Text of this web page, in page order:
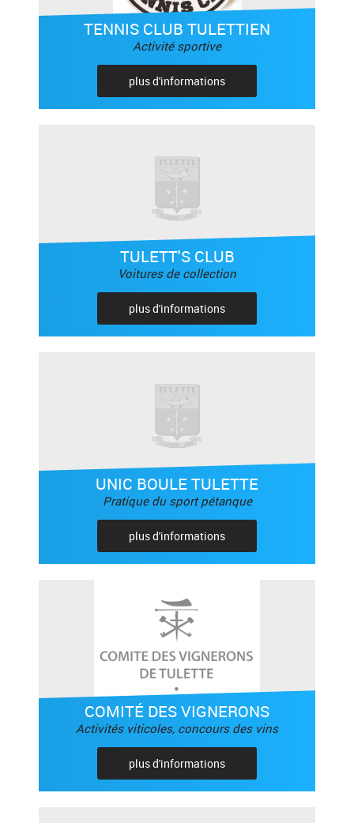
TENNIS CLUB TULETTIEN
Activité sportive
plus d'informations
TULETT'S CLUB
Voitures de collection
plus d'informations
UNIC BOULE TULETTE
Pratique du sport pétanque
plus d'informations
COMITÉ DES VIGNERONS
Activités viticoles, concours des vins
plus d'informations